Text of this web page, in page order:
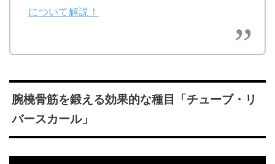
について解説！
腕橈骨筋を鍛える効果的な種目「チューブ・リ
バースカール」